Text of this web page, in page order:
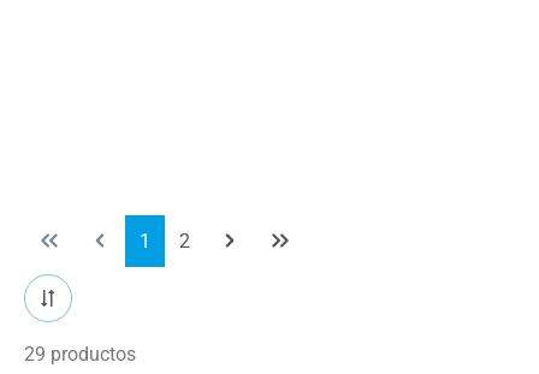
Página
1 Página
2
29 productos